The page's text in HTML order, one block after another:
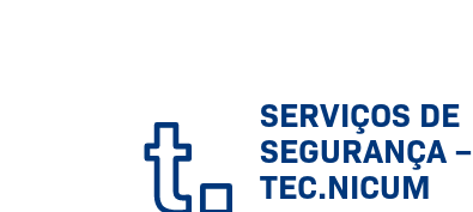
SERVIÇOS DE
SEGURANÇA –
TEC.NICUM